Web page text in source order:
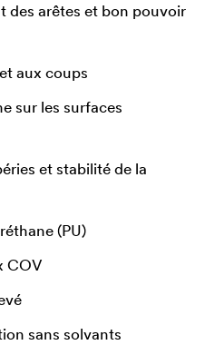
des arêtes et bon pouvoir
aux coups
sur les surfaces
et stabilité de la
(PU)
COV
sans solvants